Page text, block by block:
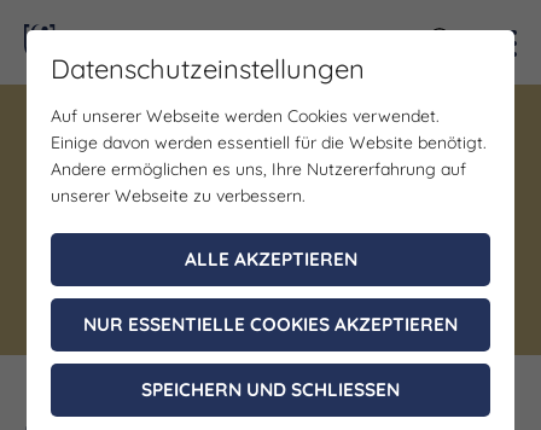
Gastronomie
Café Rosenrot trifft
Salatgrün
Altenberga
Regionale Küche
Datenschutzeinstellungen
Auf unserer Webseite werden Cookies verwendet.
Einige davon werden essentiell für die Website benötigt.
Andere ermöglichen es uns, Ihre Nutzererfahrung auf
unserer Webseite zu verbessern.
ALLE AKZEPTIEREN
NUR ESSENTIELLE COOKIES AKZEPTIEREN
SPEICHERN UND SCHLIESSEN